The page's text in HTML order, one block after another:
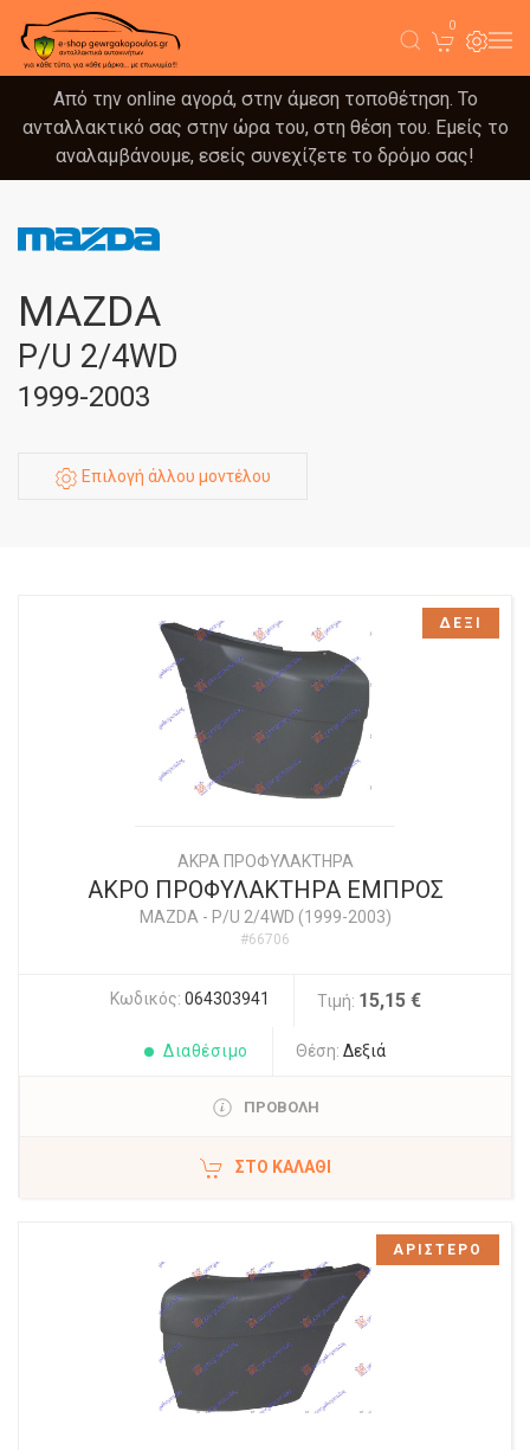
0
Από την online αγορά, στην άμεση τοποθέτηση. Το
ανταλλακτικό σας στην ώρα του, στη θέση του. Εμείς το
αναλαμβάνουμε, εσείς συνεχίζετε το δρόμο σας!
MAZDA
P/U 2/4WD
1999-2003
Επιλογή άλλου μοντέλου
ΑΚΡΑ ΠΡΟΦΥΛΑΚΤΗΡΑ
ΑΚΡΟ ΠΡΟΦΥΛΑΚΤΗΡΑ ΕΜΠΡΟΣ
MAZDA- P/U 2/4WD (1999-2003)
#66706
Κωδικός: 064303941 Τιμή: 15,15 €
Διαθέσιμο Θέση: Δεξιά
ΠΡΟΒΟΛΗ
ΣΤΟ ΚΑΛΆΘΙ
ΔΕΞΙ
ΑΡΙΣΤΕΡΟ